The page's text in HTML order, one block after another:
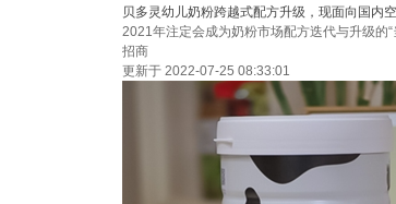
贝多灵幼儿奶粉跨越式配方升级，现面向国内
2021年注定会成为奶粉市场配方迭代与升级
招商
更新于 2022-07-25 08:33:01